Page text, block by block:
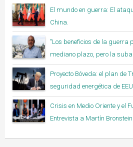
El mundo en guerra: El
China.
"Los beneficios de la guerra
mediano plazo, pero la
Proyecto Bóveda: el plan
seguridad energética de
Crisis en Medio Oriente y el
Entrevista a Martín